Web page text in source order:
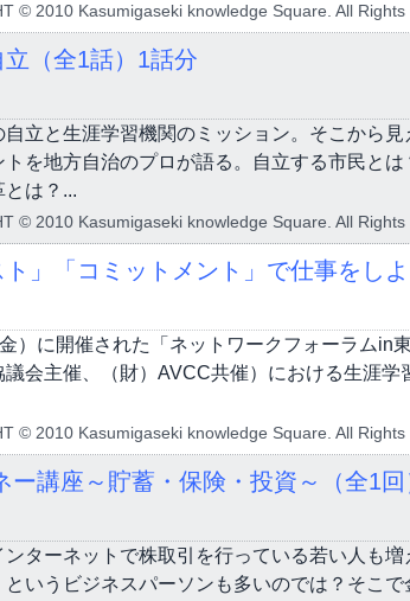
© 2010 Kasumigaseki knowledge Square. All Rights
（全1話） 1話分
立と生涯学習機関のミッション。そこから見
を地方自治のプロが語る。自立する市民と
は？...
© 2010 Kasumigaseki knowledge Square. All Rights
」「コミットメント」で仕事をしよ
）に開催された「ネットワークフォーラムin
会主催、（財）AVCC共催）における生涯学
© 2010 Kasumigaseki knowledge Square. All Rights
講座～貯蓄・保険・投資～（全1回
ターネットで株取引を行っている若い人も
いうビジネスパーソンも多いのでは？そこ